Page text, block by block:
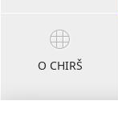
O CHIRŠ